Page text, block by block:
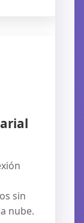
sin
nube.